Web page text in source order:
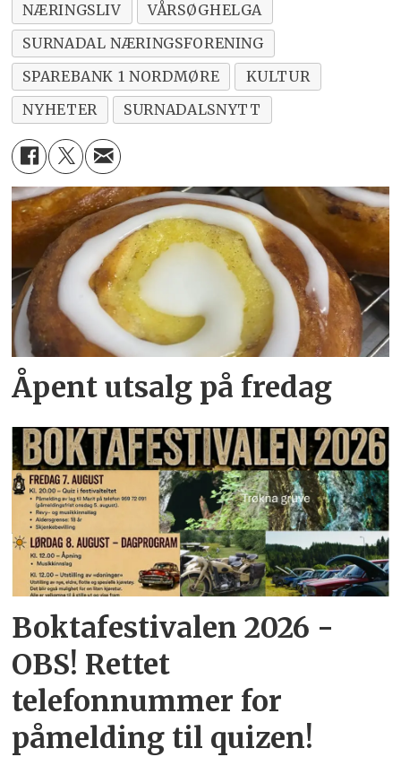
NÆRINGSLIV
VÅRSØGHELGA
SURNADAL NÆRINGSFORENING
SPAREBANK 1 NORDMØRE
KULTUR
NYHETER
SURNADALSNYTT
Åpent utsalg på fredag
Boktafestivalen 2026 -
OBS! Rettet
telefonnummer for
påmelding til quizen!